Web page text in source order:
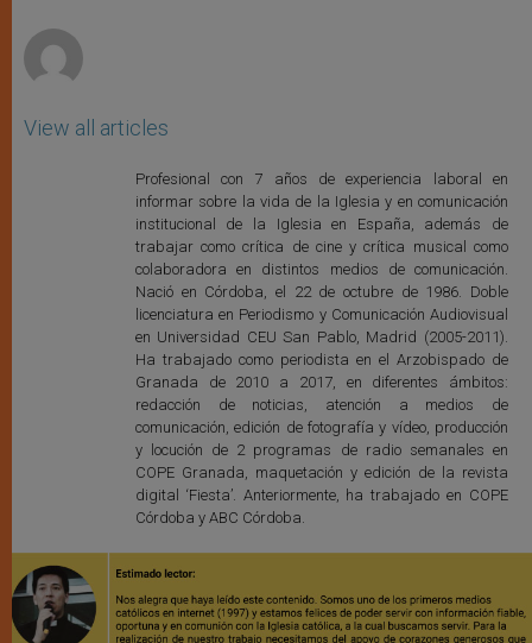
View all articles
Profesional con 7 años de experiencia laboral en
informar sobre la vida de la Iglesia y en comunicación
institucional de la Iglesia en España, además de
trabajar como crítica de cine y crítica musical como
colaboradora en distintos medios de comunicación.
Nació en Córdoba, el 22 de octubre de 1986. Doble
licenciatura en Periodismo y Comunicación Audiovisual
en Universidad CEU San Pablo, Madrid (2005-2011).
Ha trabajado como periodista en el Arzobispado de
Granada de 2010 a 2017, en diferentes ámbitos:
redacción de noticias, atención a medios de
comunicación, edición de fotografía y vídeo, producción
y locución de 2 programas de radio semanales en
COPE Granada, maquetación y edición de la revista
digital ‘Fiesta’. Anteriormente, ha trabajado en COPE
Córdoba y ABC Córdoba.